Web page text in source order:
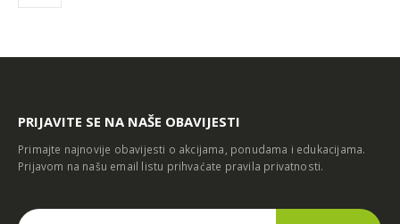
PRIJAVITE SE NA NAŠE OBAVIJESTI
Primajte najnovije obavijesti o akcijama, ponudama i edukacijama.
Prijavom na našu email listu prihvaćate pravila privatnosti.